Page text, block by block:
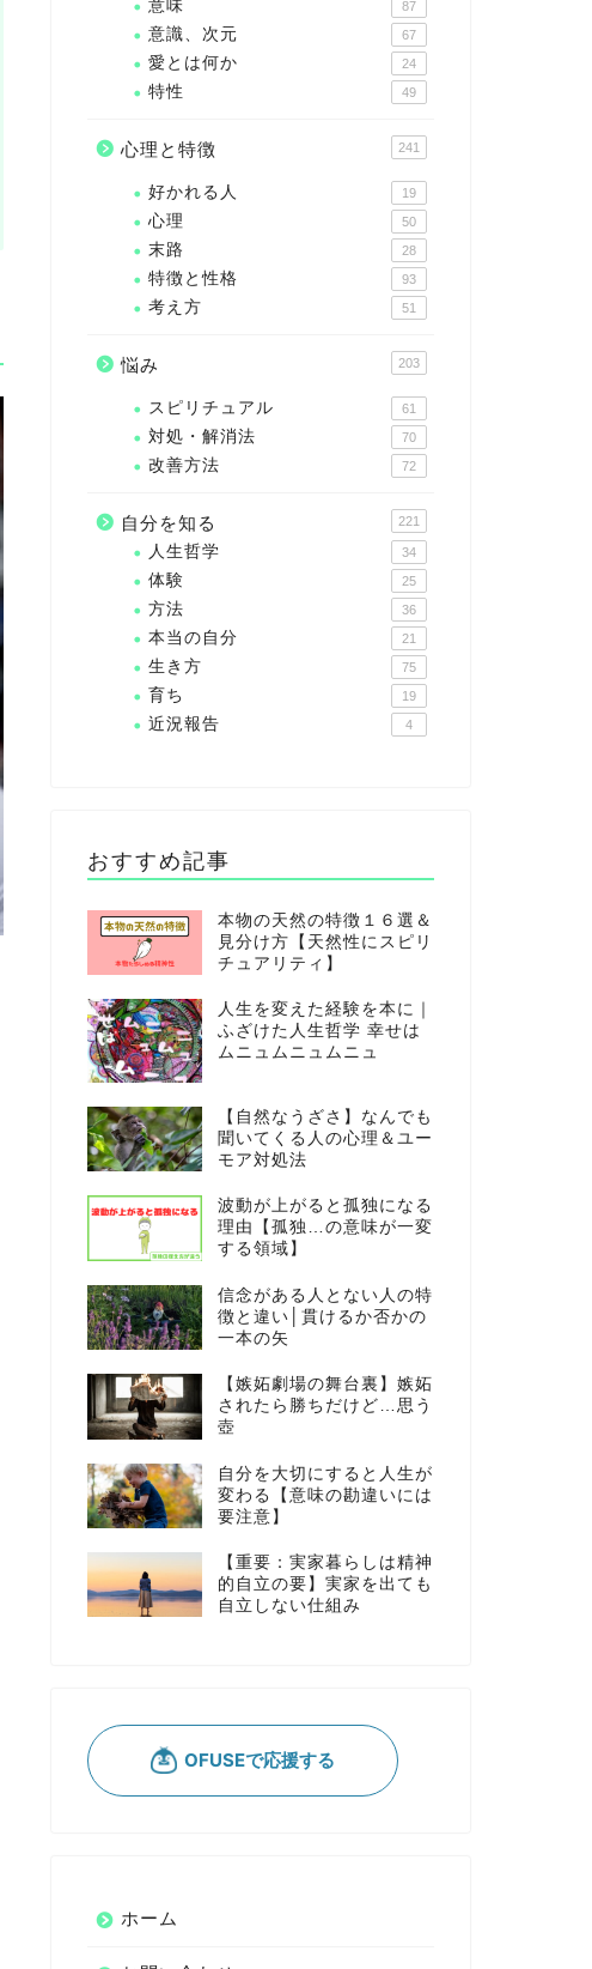
意味 87
意識、次元 67
愛とは何か 24
特性 49
心理と特徴 241
好かれる人 19
心理 50
末路 28
特徴と性格 93
考え方 51
悩み 203
スピリチュアル 61
対処・解消法 70
改善方法 72
自分を知る 221
人生哲学 34
体験 25
方法 36
本当の自分 21
生き方 75
育ち 19
近況報告 4
おすすめ記事
本物の天然の特徴１６選＆
見分け方【天然性にスピリ
チュアリティ】
人生を変えた経験を本に｜
ふざけた人生哲学 幸せは
ムニュムニュムニュ
【自然なうざさ】なんでも
聞いてくる人の心理＆ユー
モア対処法
波動が上がると孤独になる
理由【孤独…の意味が一変
する領域】
信念がある人とない人の特
徴と違い│貫けるか否かの
一本の矢
【嫉妬劇場の舞台裏】嫉妬
されたら勝ちだけど…思う
壺
自分を大切にすると人生が
変わる【意味の勘違いには
要注意】
【重要：実家暮らしは精神
的自立の要】実家を出ても
自立しない仕組み
ホーム